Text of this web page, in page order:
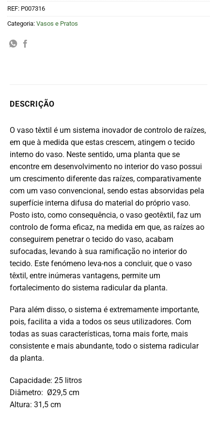
REF: P007316
Categoria: Vasos e Pratos
DESCRIÇÃO
O vaso têxtil é um sistema inovador de controlo de raízes,
em que à medida que estas crescem, atingem o tecido
interno do vaso. Neste sentido, uma planta que se
encontre em desenvolvimento no interior do vaso possui
um crescimento diferente das raízes, comparativamente
com um vaso convencional, sendo estas absorvidas pela
superfície interna difusa do material do próprio vaso.
Posto isto, como consequência, o vaso geotêxtil, faz um
controlo de forma eficaz, na medida em que, as raízes ao
conseguirem penetrar o tecido do vaso, acabam
sufocadas, levando à sua ramificação no interior do
tecido. Este fenómeno leva-nos a concluir, que o vaso
têxtil, entre inúmeras vantagens, permite um
fortalecimento do sistema radicular da planta.
Para além disso, o sistema é extremamente importante,
pois, facilita a vida a todos os seus utilizadores. Com
todas as suas características, torna mais forte, mais
consistente e mais abundante, todo o sistema radicular
da planta.
Capacidade: 25 litros
Diâmetro: Ø29,5 cm
Altura: 31,5 cm